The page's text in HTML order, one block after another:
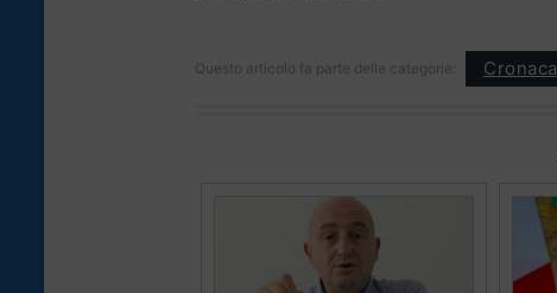
Questo articolo fa parte delle categorie: Cronaca